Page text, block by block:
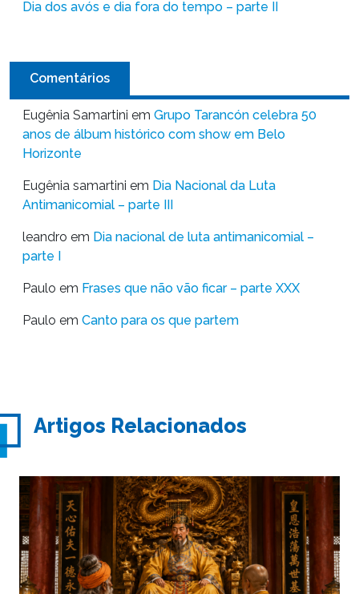
Dia dos avós e dia fora do tempo – parte II
Comentários
Eugênia Samartini em Grupo Tarancón celebra 50
anos de álbum histórico com show em Belo
Horizonte
Eugênia samartini em Dia Nacional da Luta
Antimanicomial – parte III
leandro em Dia nacional de luta antimanicomial –
parte I
Paulo em Frases que não vão ficar – parte XXX
Paulo em Canto para os que partem
Artigos Relacionados